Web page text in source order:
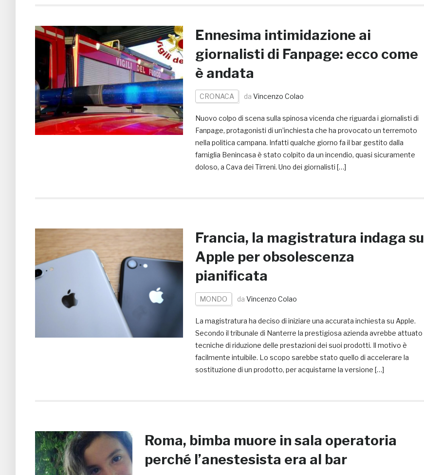
Ennesima intimidazione ai
giornalisti di Fanpage: ecco come
è andata
CRONACA da Vincenzo Colao
Nuovo colpo di scena sulla spinosa vicenda che riguarda i giornalisti di
Fanpage, protagonisti di un’inchiesta che ha provocato un terremoto
nella politica campana. Infatti qualche giorno fa il bar gestito dalla
famiglia Benincasa è stato colpito da un incendio, quasi sicuramente
doloso, a Cava dei Tirreni. Uno dei giornalisti […]
Francia, la magistratura indaga su
Apple per obsolescenza
pianificata
MONDO da Vincenzo Colao
La magistratura ha deciso di iniziare una accurata inchiesta su Apple.
Secondo il tribunale di Nanterre la prestigiosa azienda avrebbe attuato
tecniche di riduzione delle prestazioni dei suoi prodotti. Il motivo è
facilmente intuibile. Lo scopo sarebbe stato quello di accelerare la
sostituzione di un prodotto, per acquistarne la versione […]
Roma, bimba muore in sala operatoria
perché l’anestesista era al bar